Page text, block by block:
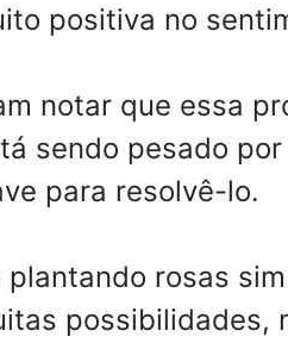
positiva no
notar que essa
sendo pesado
para resolvê-lo.
plantando rosas
possibilidades,